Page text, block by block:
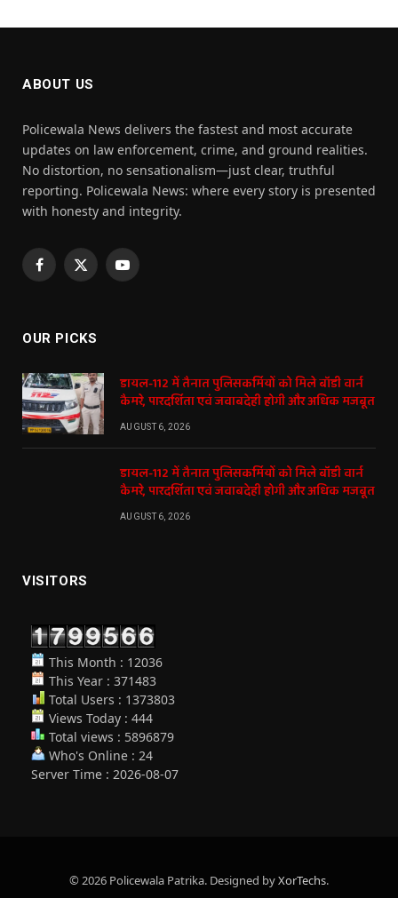
ABOUT US
Policewala News delivers the fastest and most accurate
updates on law enforcement, crime, and ground realities.
No distortion, no sensationalism—just clear, truthful
reporting. Policewala News: where every story is presented
with honesty and integrity.
Facebook
X
YouTube
OUR PICKS
डायल-112 में तैनात पुलिसकर्मियों को मिले बॉडी वार्न
कैमरे, पारदर्शिता एवं जवाबदेही होगी और अधिक मजबूत
AUGUST 6, 2026
डायल-112 में तैनात पुलिसकर्मियों को मिले बॉडी वार्न
कैमरे, पारदर्शिता एवं जवाबदेही होगी और अधिक मजबूत
AUGUST 6, 2026
VISITORS
This Month : 12036
This Year : 371483
Total Users : 1373803
Views Today : 444
Total views : 5896879
Who's Online : 24
Server Time : 2026-08-07
© 2026 Policewala Patrika. Designed byXorTechs.